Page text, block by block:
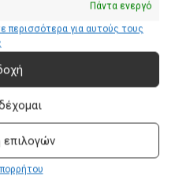
Πάντα ενεργό
περισσότερα για αυτούς τους
επιλογών
Μηλιωρίδης Θ.